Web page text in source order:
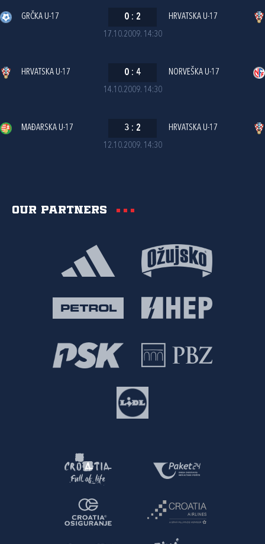
17.10.2009. 14:30
GRČKA U-17 0 : 2 HRVATSKA U-17
14.10.2009. 14:30
HRVATSKA U-17 0 : 4 NORVEŠKA U-17
12.10.2009. 14:30
MAĐARSKA U-17 3 : 2 HRVATSKA U-17
Our partners